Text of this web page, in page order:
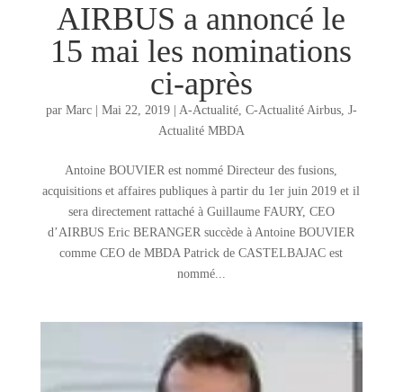
AIRBUS a annoncé le
15 mai les nominations
ci-après
par Marc| Mai 22, 2019| A-Actualité, C-Actualité Airbus, J-
Actualité MBDA
Antoine BOUVIER est nommé Directeur des fusions,
acquisitions et affaires publiques à partir du 1er juin 2019 et il
sera directement rattaché à Guillaume FAURY, CEO
d’AIRBUS Eric BERANGER succède à Antoine BOUVIER
comme CEO de MBDA Patrick de CASTELBAJAC est
nommé...